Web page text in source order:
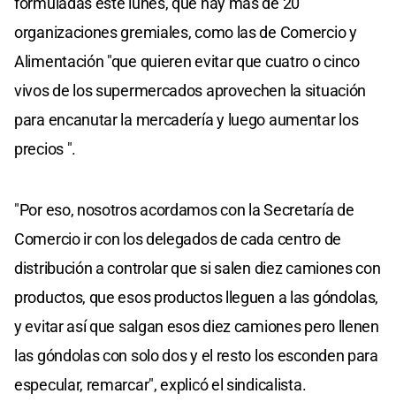
organizaciones gremiales, como las de Comercio y
Alimentación "que quieren evitar que cuatro o cinco
vivos de los supermercados aprovechen la situación
para encanutar la mercadería y luego aumentar los
precios ".
"Por eso, nosotros acordamos con la Secretaría de
Comercio ir con los delegados de cada centro de
distribución a controlar que si salen diez camiones con
productos, que esos productos lleguen a las góndolas,
y evitar así que salgan esos diez camiones pero llenen
las góndolas con solo dos y el resto los esconden para
especular, remarcar", explicó el sindicalista.